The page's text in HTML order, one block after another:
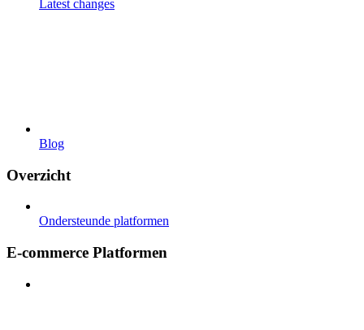
Latest changes
Blog
Overzicht
Ondersteunde platformen
E-commerce Platformen